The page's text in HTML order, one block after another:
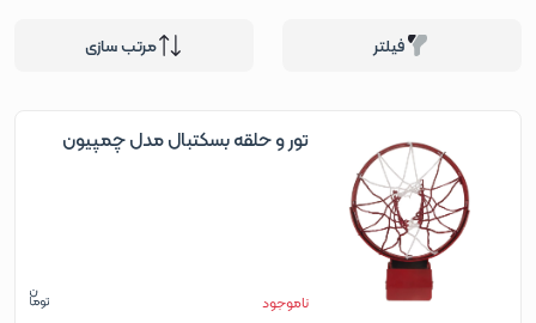
فیلتر مرتب سازی
تور و حلقه بسکتبال مدل چمپیون
ناموجود